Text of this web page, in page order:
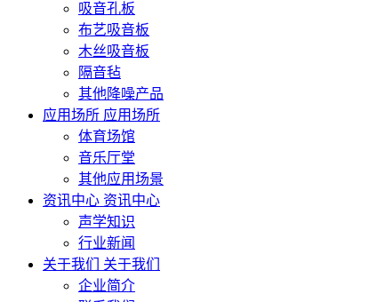
吸音孔板
布艺吸音板
木丝吸音板
隔音毡
其他降噪产品
应用场所 应用场所
体育场馆
音乐厅堂
其他应用场景
资讯中心 资讯中心
声学知识
行业新闻
关于我们
关于我们
企业简介